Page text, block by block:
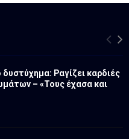
Ραγίζει καρδιές
– «Τους έχασα και